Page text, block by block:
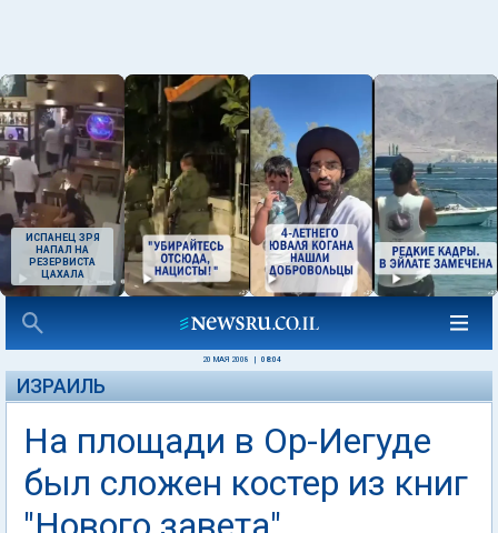
ИСПАНЕЦ ЗРЯ
НАПАЛ НА
РЕЗЕРВИСТА
ЦАХАЛА
20 МАЯ 2008 08:04
ИЗРАИЛЬ
На площади в Ор-Иегуде
был сложен костер из книг